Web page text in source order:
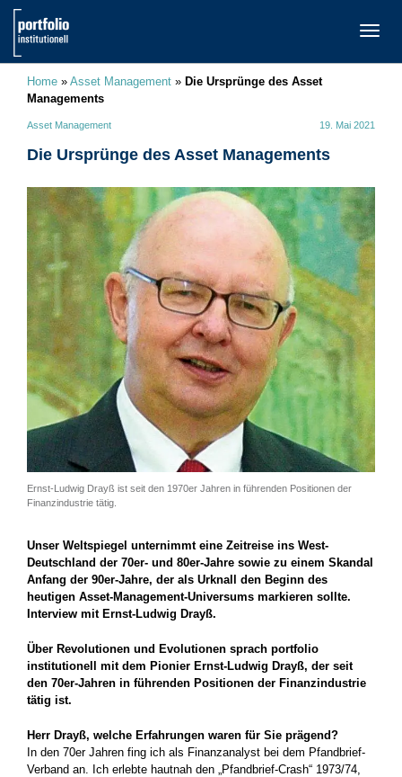
Home » Asset Management » Die Ursprünge des Asset
Managements
Asset Management 19. Mai 2021
Die Ursprünge des Asset Managements
Ernst-Ludwig Drayß ist seit den 1970er Jahren in führenden Positionen der
Finanzindustrie tätig.
Unser Weltspiegel unternimmt eine Zeitreise ins West-
Deutschland der 70er- und 80er-Jahre sowie zu einem Skandal
Anfang der 90er-Jahre, der als Urknall den Beginn des
heutigen Asset-­Management-Universums markieren sollte.
Interview mit Ernst-Ludwig Drayß.
Über Revolutionen und ­Evolutionen sprach portfolio
institutionell mit dem Pionier Ernst-Ludwig Drayß, der seit
den 70er-Jahren in führenden Positionen der ­Finanzindustrie
tätig ist.
Herr Drayß, welche Erfahrungen waren für Sie prägend?
In den 70er Jahren fing ich als Finanzanalyst bei dem Pfandbrief-
Verband an. Ich erlebte hautnah den „Pfandbrief-Crash“ 1973/74,